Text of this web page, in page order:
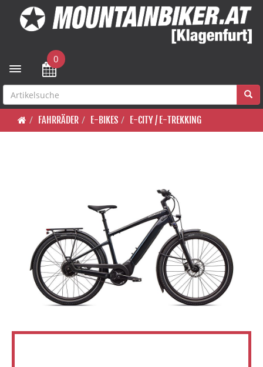
Toggle navigation
0
FAHRRÄDER E-BIKES E-CITY / E-TREKKING